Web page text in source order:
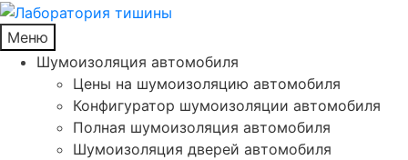
Меню
Шумоизоляция автомобиля
Цены на шумоизоляцию автомобиля
Конфигуратор шумоизоляции автомобиля
Полная шумоизоляция автомобиля
Шумоизоляция дверей автомобиля